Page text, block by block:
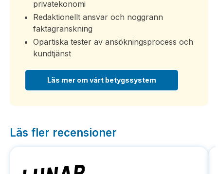
privatekonomi
Redaktionellt ansvar och noggrann
faktagranskning
Opartiska tester av ansökningsprocess och
kundtjänst
Läs mer om vårt betygssystem
Läs fler recensioner